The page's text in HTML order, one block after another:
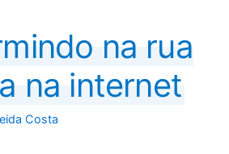
na rua
na internet
Costa